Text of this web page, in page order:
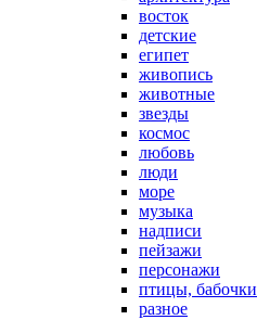
восток
детские
египет
живопись
животные
звезды
космос
любовь
люди
море
музыка
надписи
пейзажи
персонажи
птицы, бабочки
разное